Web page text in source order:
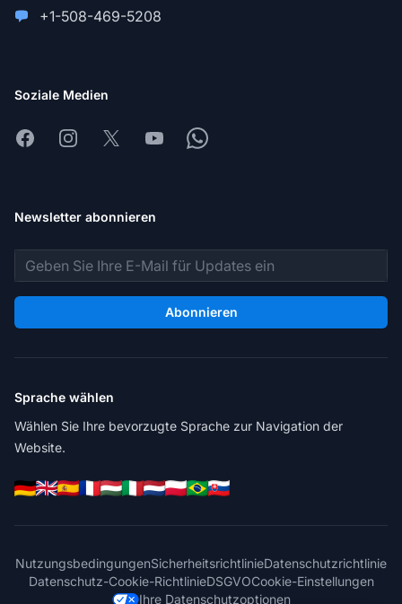
+1-508-469-5208
Soziale Medien
FacebookInstagram
X YoutubeWhatsapp
Newsletter abonnieren
E-Mail-Adresse
Abonnieren
Sprache wählen
Wählen Sie Ihre bevorzugte Sprache zur Navigation der
Website.
NutzungsbedingungenSicherheitsrichtlinieDatenschutzrichtlinie
Datenschutz-Cookie-RichtlinieDSGVOCookie-Einstellungen
Ihre Datenschutzoptionen